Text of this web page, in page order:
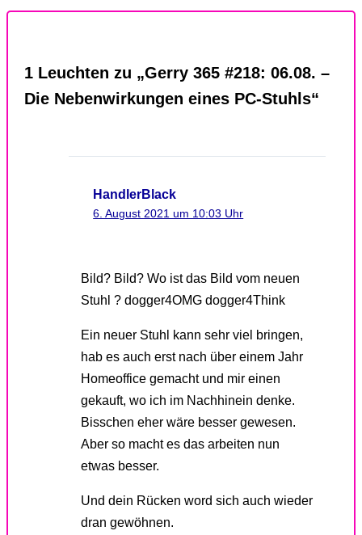
1 Leuchten zu „Gerry 365 #218: 06.08. –
Die Nebenwirkungen eines PC-Stuhls“
HandlerBlack
6. August 2021 um 10:03 Uhr
Bild? Bild? Wo ist das Bild vom neuen
Stuhl ? dogger4OMG dogger4Think
Ein neuer Stuhl kann sehr viel bringen,
hab es auch erst nach über einem Jahr
Homeoffice gemacht und mir einen
gekauft, wo ich im Nachhinein denke.
Bisschen eher wäre besser gewesen.
Aber so macht es das arbeiten nun
etwas besser.
Und dein Rücken word sich auch wieder
dran gewöhnen.